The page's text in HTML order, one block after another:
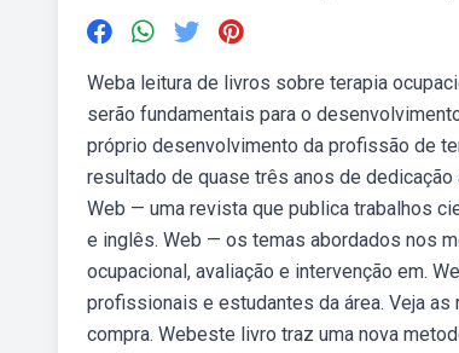
Weba leitura de livros sobre terapia
serão fundamentais para o
próprio desenvolvimento da profissão de
resultado de quase três anos de
Web — uma revista que publica trabalhos
e inglês. Web — os temas abordados nos
ocupacional, avaliação e intervenção em.
profissionais e estudantes da área. Veja
compra. Webeste livro traz uma nova